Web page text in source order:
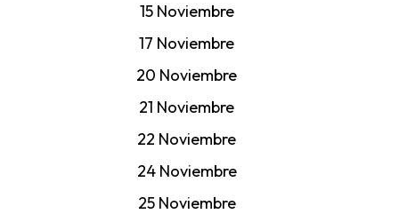
15 Noviembre
17 Noviembre
20 Noviembre
21 Noviembre
22 Noviembre
24 Noviembre
25 Noviembre